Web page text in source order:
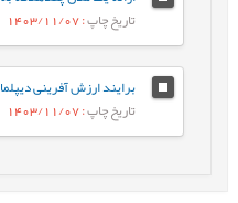
تاریخ چاپ: 1403/11/07
تاریخ چاپ: 1403/11/07